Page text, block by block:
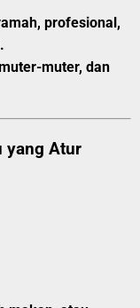
profesional,
muter, dan
yang Atur